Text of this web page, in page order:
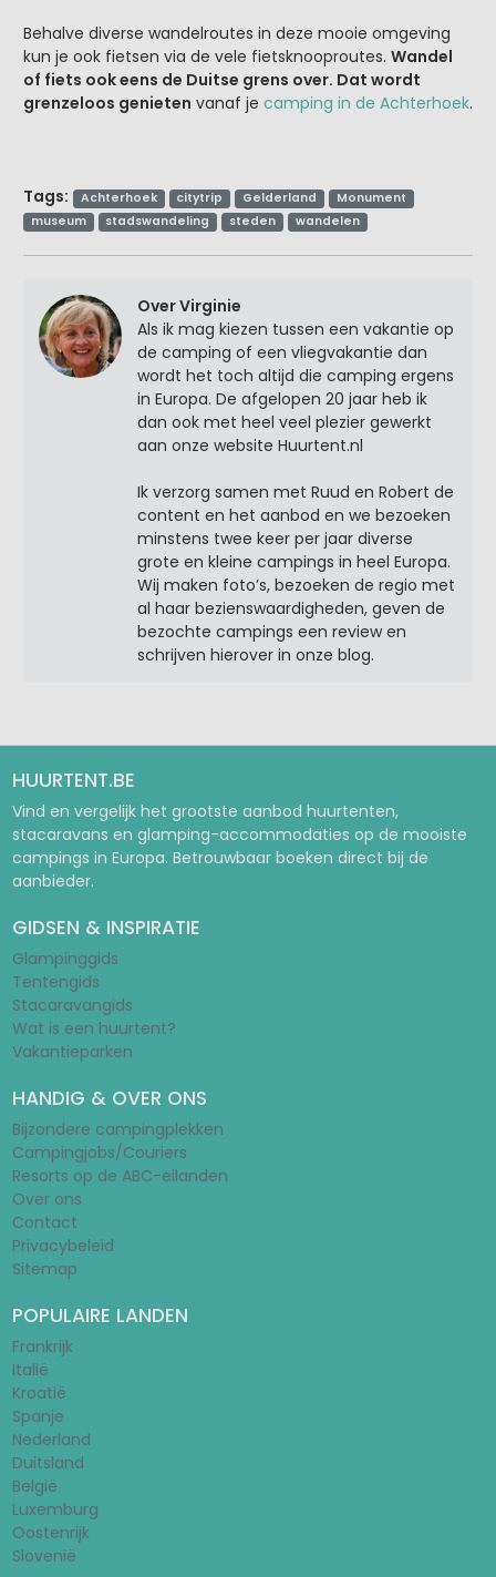
Behalve diverse wandelroutes in deze mooie omgeving
kun je ook fietsen via de vele fietsknooproutes. Wandel
of fiets ook eens de Duitse grens over. Dat wordt
grenzeloos genieten vanaf je camping in de Achterhoek.
Tags: Achterhoek citytrip Gelderland
Monument
museum
stadswandeling steden wandelen
Over Virginie
Als ik mag kiezen tussen een vakantie op
de camping of een vliegvakantie dan
wordt het toch altijd die camping ergens
in Europa. De afgelopen 20 jaar heb ik
dan ook met heel veel plezier gewerkt
aan onze website Huurtent.nl
Ik verzorg samen met Ruud en Robert de
content en het aanbod en we bezoeken
minstens twee keer per jaar diverse
grote en kleine campings in heel Europa.
Wij maken foto’s, bezoeken de regio met
al haar bezienswaardigheden, geven de
bezochte campings een review en
schrijven hierover in onze blog.
HUURTENT.BE
Vind en vergelijk het grootste aanbod huurtenten,
stacaravans en glamping-accommodaties op de mooiste
campings in Europa. Betrouwbaar boeken direct bij de
aanbieder.
GIDSEN & INSPIRATIE
Glampinggids
Tentengids
Stacaravangids
Wat is een huurtent?
Vakantieparken
HANDIG & OVER ONS
Bijzondere campingplekken
Campingjobs/Couriers
Resorts op de ABC-eilanden
Over ons
Contact
Privacybeleid
Sitemap
POPULAIRE LANDEN
Frankrijk
Italië
Kroatië
Spanje
Nederland
Duitsland
België
Luxemburg
Oostenrijk
Slovenië